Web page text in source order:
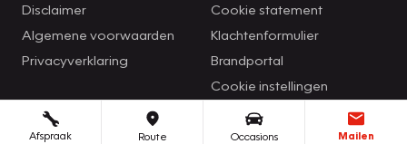
Afspraak Route Occasions Mailen
Disclaimer
Algemene voorwaarden
Privacyverklaring
Cookie statement
Klachtenformulier
Brandportal
Cookie instellingen